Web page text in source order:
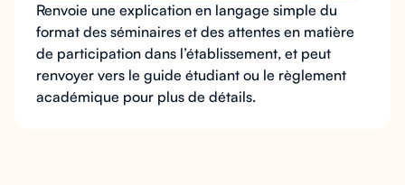
Renvoie une explication en langage simple du
format des séminaires et des attentes en matière
de participation dans l’établissement, et peut
renvoyer vers le guide étudiant ou le règlement
académique pour plus de détails.